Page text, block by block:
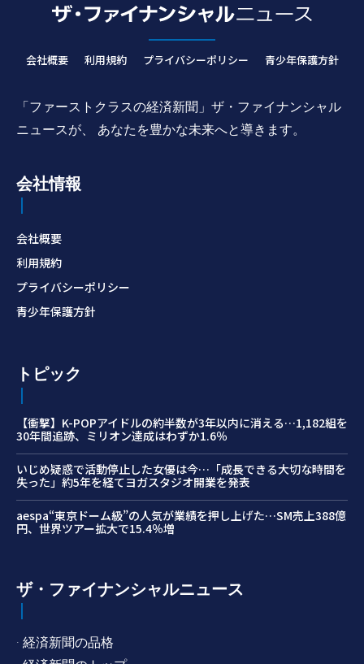
会社概要 利用規約 プライバシーポリシー 青少年保護方針
「ファーストクラスの経済新聞」ザ・ファイナンシャル
ニュースが、 あなたを豊かな未来へと導きます。
会社情報
会社概要
利用規約
プライバシーポリシー
青少年保護方針
トピック
【衝撃】K-POPアイドルの約半数が3年以内に消える…1,182組を
30年間追跡、ミリオン達成はわずか1.6％
いじめ疑惑で活動停止した女優は今…「成長できる大切な時間を
失った」約5年を経てヨガスタジオ開業を発表
aespa“東京ドーム級”の人気が業績を押し上げた…SM売上388億
円、世界ツアー拡大で15.4％増
ザ・ファイナンシャルニュース
· 経済新聞の品格